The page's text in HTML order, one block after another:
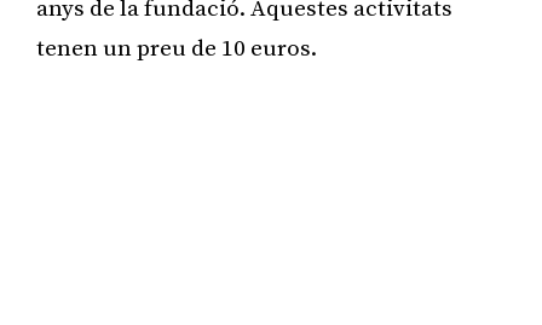
anys de la fundació. Aquestes activitats
tenen un preu de 10 euros.